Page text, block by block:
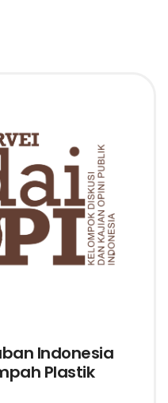
Indonesia
Plastik